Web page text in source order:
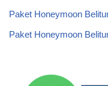
Paket Honeymoon
Paket Honeymoon